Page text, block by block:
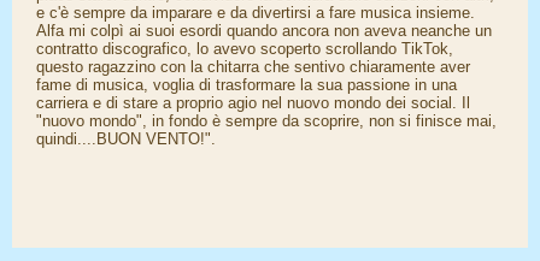
e c'è sempre da imparare e da divertirsi a fare musica insieme.
Alfa mi colpì ai suoi esordi quando ancora non aveva neanche un
contratto discografico, lo avevo scoperto scrollando TikTok,
questo ragazzino con la chitarra che sentivo chiaramente aver
fame di musica, voglia di trasformare la sua passione in una
carriera e di stare a proprio agio nel nuovo mondo dei social. Il
"nuovo mondo", in fondo è sempre da scoprire, non si finisce mai,
quindi....BUON VENTO!".